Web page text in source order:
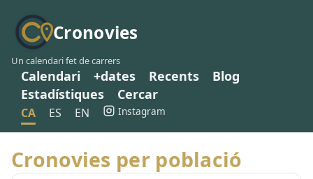
Cronovies
Un calendari fet de carrers
Calendari +dates Recents
Blog
Estadístiques
Cercar
CA ES EN Instagram
Cronovies per població